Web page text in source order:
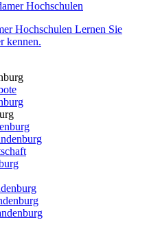
Hochschulen Lernen Sie
kennen.